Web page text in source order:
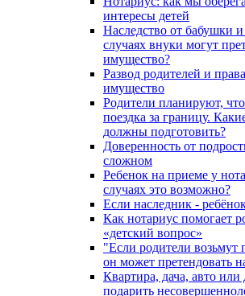
интересы детей
Наследство от бабушки
случаях внуки могут
имущество?
Развод родителей и
имущество
Родители планируют, что
поездка за границу.
должны подготовить?
Доверенность от
сложном
Ребенок на приеме у
случаях это возможно?
Если наследник -
Как нотариус помогает
«детский вопрос»
"Если родители возьмут
он может претендовать
Квартира, дача, авто
подарить